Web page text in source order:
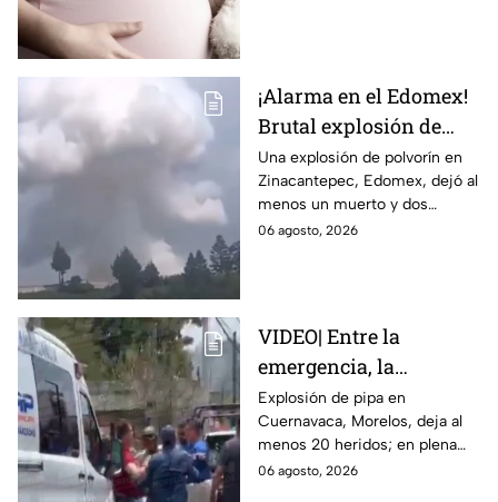
¡Alarma en el Edomex!
Brutal explosión de
polvorín en Santa
María del Monte,
Zinacantepec; reportan
al menos un muerto y
Una explosión de polvorín en
Zinacantepec, Edomex, dejó al
menos un muerto y dos
heridos; autoridades atiende la
06 agosto, 2026
VIDEO| Entre la
emergencia, la
desesperación y el
llanto de un niño;
adultos desatan pelea
tras explosión de pipa
Explosión de pipa en
Cuernavaca, Morelos, deja al
menos 20 heridos; en plena
emergencia, dos hombres
06 agosto, 2026